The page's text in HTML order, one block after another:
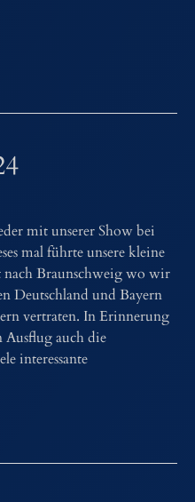
mit unserer Show bei
mal führte unsere kleine
nach Braunschweig wo wir
Deutschland und Bayern
vertraten. In Erinnerung
Ausflug auch die
interessante